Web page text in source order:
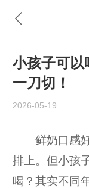
小孩子可以
一刀切！
2026-05-19
鲜奶口感好
排上。但小孩
喝？其实不同